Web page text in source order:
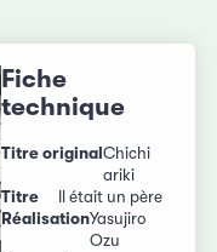
Fiche
technique
Titre original Chichi
ariki
Titre
Il était un père
RéalisationYasujiro
Ozu